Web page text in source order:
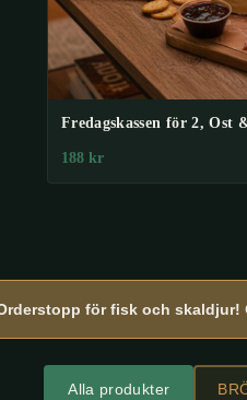
Fredagskassen för 2,
188 kr
för fisk och skaldjur!
Alla produkter